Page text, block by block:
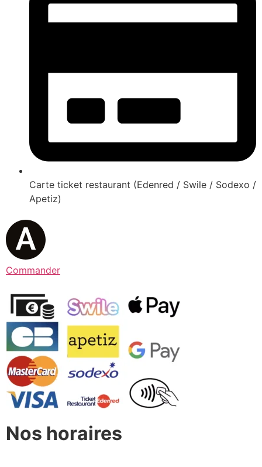
Carte ticket restaurant (Edenred / Swile / Sodexo /
Apetiz)
Commander
Nos horaires